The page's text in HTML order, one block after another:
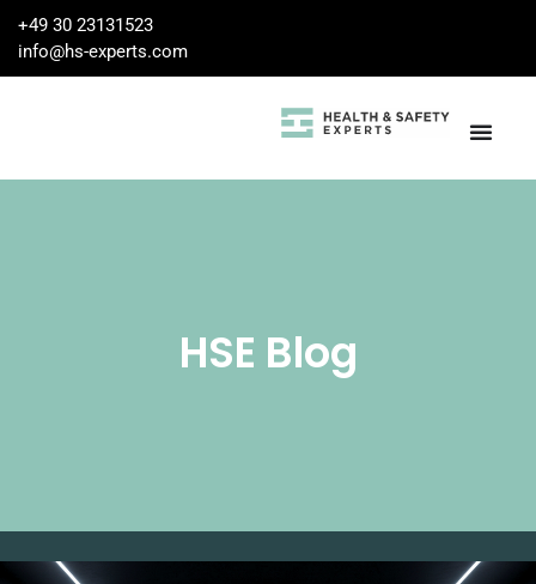
+49 30 23131523
info@hs-experts.com
HSE Blog